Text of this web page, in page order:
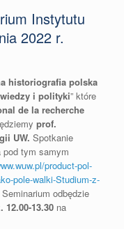
Instytutu
2022 r.
historiografia polska
i polityki” które
de la recherche
prof.
UW. Spotkanie
pod tym samym
product-pol-
pole-walki-Studium-z-
Seminarium odbędzie
12.00-13.30 na